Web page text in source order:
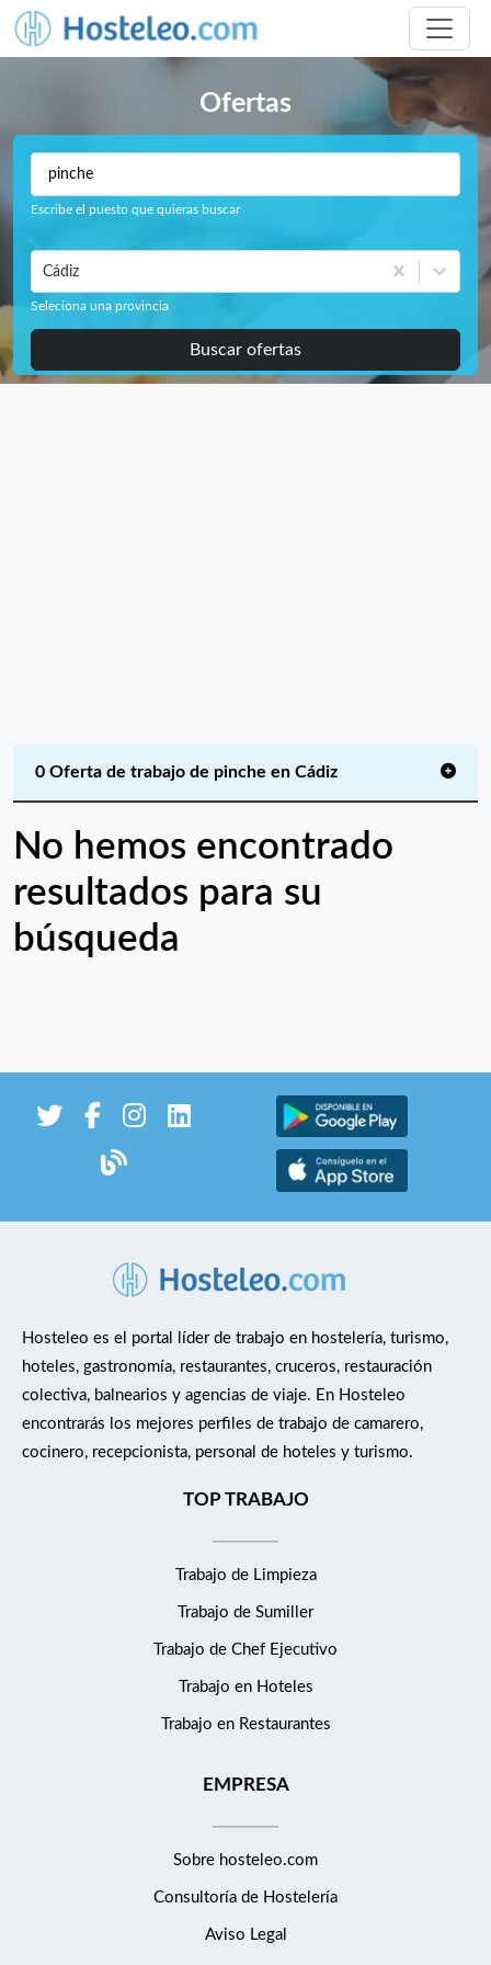
Ofertas
Escribe el puesto que quieras buscar
Cádiz
Seleciona una provincia
Buscar ofertas
0 Oferta de trabajo de pinche en Cádiz
No hemos encontrado
resultados para su
búsqueda
Hosteleo es el portal líder de trabajo en hostelería, turismo,
hoteles, gastronomía, restaurantes, cruceros, restauración
colectiva, balnearios y agencias de viaje. En Hosteleo
encontrarás los mejores perfiles de trabajo de camarero,
cocinero, recepcionista, personal de hoteles y turismo.
TOP TRABAJO
Trabajo de Limpieza
Trabajo de Sumiller
Trabajo de Chef Ejecutivo
Trabajo en Hoteles
Trabajo en Restaurantes
EMPRESA
Sobre hosteleo.com
Consultoría de Hostelería
Aviso Legal